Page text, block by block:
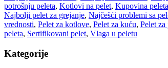
potrošnju peleta, Kotlovi na pelet, Kupovina peleta
Najbolji pelet za grejanje, Najčešći problemi sa
vrednosti, Pelet za kotlove, Pelet za kuću, Pelet za
peleta, Sertifikovani pelet, Vlaga u peletu
Kategorije